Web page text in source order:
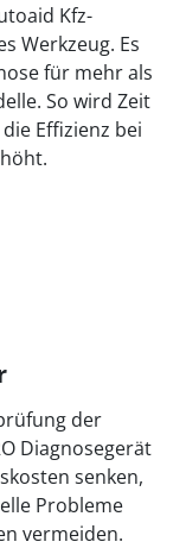
Kfz-
Werkzeug. Es
für mehr als
So wird Zeit
Effizienz bei
der
Diagnosegerät
senken,
Probleme
vermeiden.